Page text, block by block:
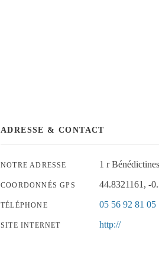
ADRESSE & CONTACT
NOTRE ADRESSE 1 r
COORDONNÉS GPS 44.8321161, -
TÉLÉPHONE 05 56 92 81 05
SITE INTERNET http://